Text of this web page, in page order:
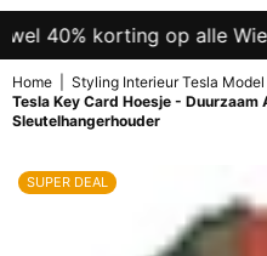
40% korting op alle
Home Styling Interieur Tesla Model
Tesla Key Card Hoesje - Duurzaam
Sleutelhangerhouder
SUPER DEAL